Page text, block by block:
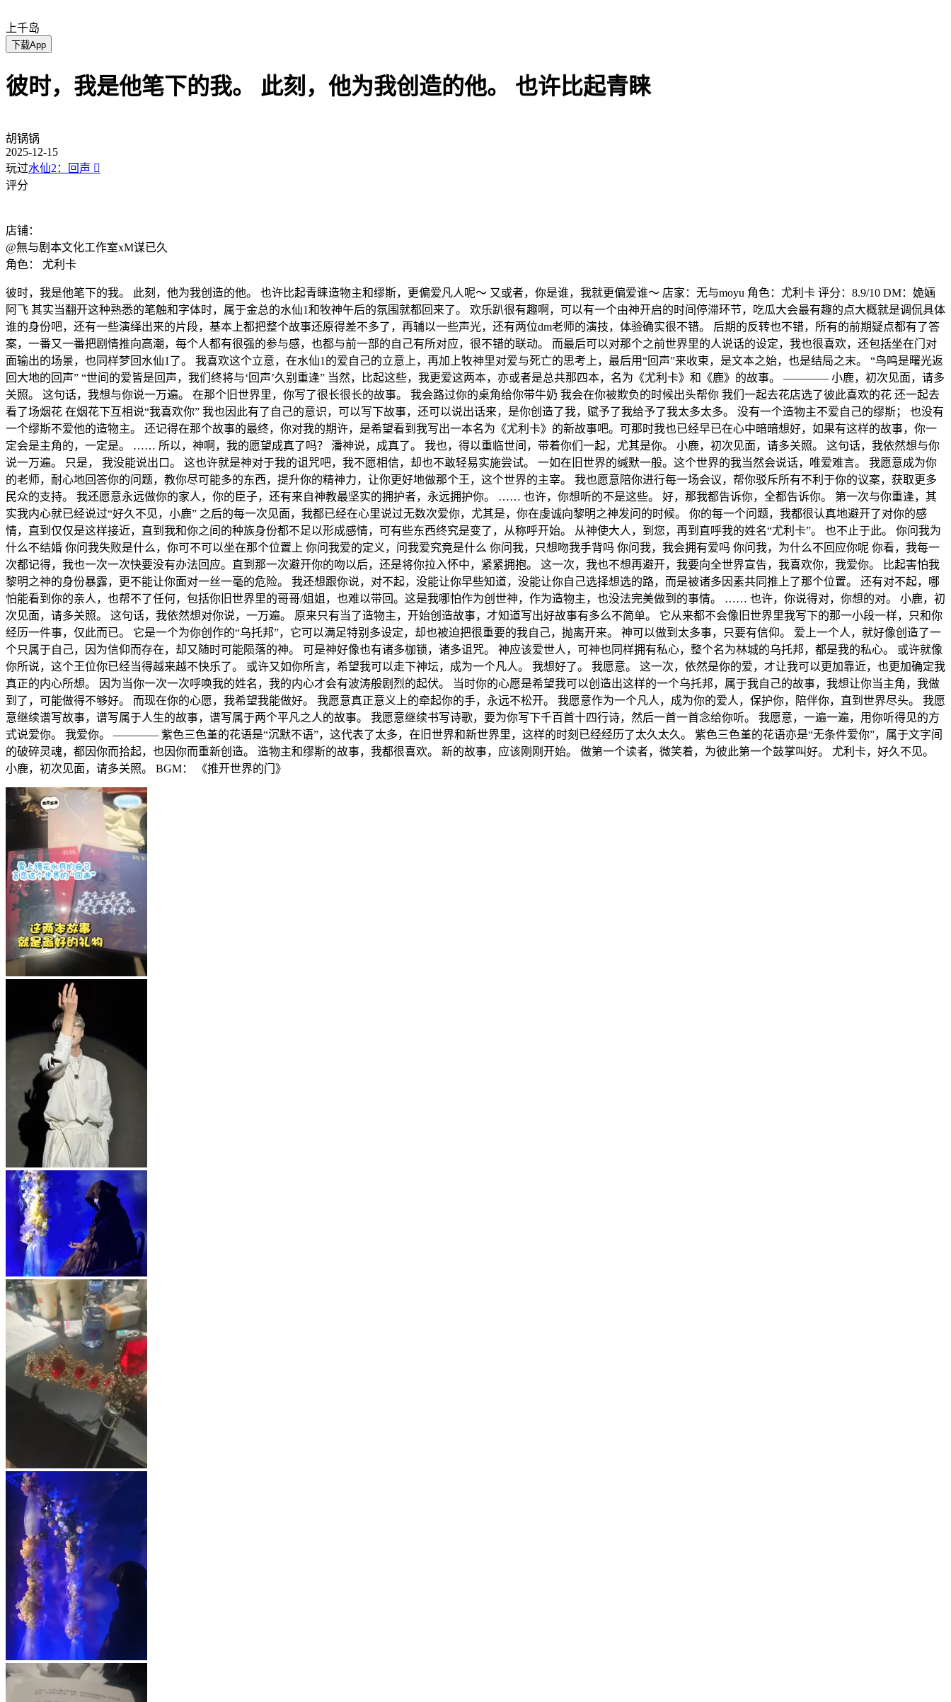
上千岛
下载App
彼时，我是他笔下的我。 此刻，他为我创造的他。 也许比起青睐
胡锅锅
2025-12-15
玩过水仙2：回声 
评分
店铺：
@無与剧本文化工作室xM谋已久
角色： 尤利卡
彼时，我是他笔下的我。 此刻，他为我创造的他。 也许比起青睐造物主和缪斯，更偏爱凡人呢～ 又或者，你是谁，我就更偏爱谁～ 店家：无与moyu 角色：尤利卡 评分：8.9/10 DM：姽婳
阿飞 其实当翻开这种熟悉的笔触和字体时，属于金总的水仙1和牧神午后的氛围就都回来了。 欢乐趴很有趣啊，可以有一个由神开启的时间停滞环节，吃瓜大会最有趣的点大概就是调侃具体
谁的身份吧，还有一些演绎出来的片段，基本上都把整个故事还原得差不多了，再辅以一些声光，还有两位dm老师的演技，体验确实很不错。 后期的反转也不错，所有的前期疑点都有了答
案，一番又一番把剧情推向高潮，每个人都有很强的参与感，也都与前一部的自己有所对应，很不错的联动。 而最后可以对那个之前世界里的人说话的设定，我也很喜欢，还包括坐在门对
面输出的场景，也同样梦回水仙1了。 我喜欢这个立意，在水仙1的爱自己的立意上，再加上牧神里对爱与死亡的思考上，最后用“回声”来收束，是文本之始，也是结局之末。 “鸟鸣是曙光返
回大地的回声” “世间的爱皆是回声，我们终将与‘回声’久别重逢” 当然，比起这些，我更爱这两本，亦或者是总共那四本，名为《尤利卡》和《鹿》的故事。 ———— 小鹿，初次见面，请多
关照。 这句话，我想与你说一万遍。 在那个旧世界里，你写了很长很长的故事。 我会路过你的桌角给你带牛奶 我会在你被欺负的时候出头帮你 我们一起去花店选了彼此喜欢的花 还一起去
看了场烟花 在烟花下互相说“我喜欢你” 我也因此有了自己的意识，可以写下故事，还可以说出话来，是你创造了我，赋予了我给予了我太多太多。 没有一个造物主不爱自己的缪斯； 也没有
一个缪斯不爱他的造物主。 还记得在那个故事的最终，你对我的期许，是希望看到我写出一本名为《尤利卡》的新故事吧。可那时我也已经早已在心中暗暗想好，如果有这样的故事，你一
定会是主角的，一定是。 …… 所以，神啊，我的愿望成真了吗？ 潘神说，成真了。 我也，得以重临世间，带着你们一起，尤其是你。 小鹿，初次见面，请多关照。 这句话，我依然想与你
说一万遍。 只是， 我没能说出口。 这也许就是神对于我的诅咒吧，我不愿相信，却也不敢轻易实施尝试。 一如在旧世界的缄默一般。这个世界的我当然会说话，唯爱难言。 我愿意成为你
的老师，耐心地回答你的问题，教你尽可能多的东西，提升你的精神力，让你更好地做那个王，这个世界的主宰。 我也愿意陪你进行每一场会议，帮你驳斥所有不利于你的议案，获取更多
民众的支持。 我还愿意永远做你的家人，你的臣子，还有来自神教最坚实的拥护者，永远拥护你。 …… 也许，你想听的不是这些。 好，那我都告诉你，全都告诉你。 第一次与你重逢，其
实我内心就已经说过“好久不见，小鹿” 之后的每一次见面，我都已经在心里说过无数次爱你，尤其是，你在虔诚向黎明之神发问的时候。 你的每一个问题，我都很认真地避开了对你的感
情，直到仅仅是这样接近，直到我和你之间的种族身份都不足以形成感情，可有些东西终究是变了，从称呼开始。 从神使大人，到您，再到直呼我的姓名“尤利卡”。 也不止于此。 你问我为
什么不结婚 你问我失败是什么，你可不可以坐在那个位置上 你问我爱的定义，问我爱究竟是什么 你问我，只想吻我手背吗 你问我，我会拥有爱吗 你问我，为什么不回应你呢 你看，我每一
次都记得，我也一次一次快要没有办法回应。直到那一次避开你的吻以后，还是将你拉入怀中，紧紧拥抱。 这一次，我也不想再避开，我要向全世界宣告，我喜欢你，我爱你。 比起害怕我
黎明之神的身份暴露，更不能让你面对一丝一毫的危险。 我还想跟你说，对不起，没能让你早些知道，没能让你自己选择想选的路，而是被诸多因素共同推上了那个位置。 还有对不起，哪
怕能看到你的亲人，也帮不了任何，包括你旧世界里的哥哥/姐姐，也难以带回。这是我哪怕作为创世神，作为造物主，也没法完美做到的事情。 …… 也许，你说得对，你想的对。 小鹿，初
次见面，请多关照。 这句话，我依然想对你说，一万遍。 原来只有当了造物主，开始创造故事，才知道写出好故事有多么不简单。 它从来都不会像旧世界里我写下的那一小段一样，只和你
经历一件事，仅此而已。 它是一个为你创作的“乌托邦”，它可以满足特别多设定，却也被迫把很重要的我自己，抛离开来。 神可以做到太多事，只要有信仰。 爱上一个人，就好像创造了一
个只属于自己，因为信仰而存在，却又随时可能陨落的神。 可是神好像也有诸多枷锁，诸多诅咒。 神应该爱世人，可神也同样拥有私心，整个名为林城的乌托邦，都是我的私心。 或许就像
你所说，这个王位你已经当得越来越不快乐了。 或许又如你所言，希望我可以走下神坛，成为一个凡人。 我想好了。 我愿意。 这一次，依然是你的爱，才让我可以更加靠近，也更加确定我
真正的内心所想。 因为当你一次一次呼唤我的姓名，我的内心才会有波涛般剧烈的起伏。 当时你的心愿是希望我可以创造出这样的一个乌托邦，属于我自己的故事，我想让你当主角，我做
到了，可能做得不够好。 而现在你的心愿，我希望我能做好。 我愿意真正意义上的牵起你的手，永远不松开。 我愿意作为一个凡人，成为你的爱人，保护你，陪伴你，直到世界尽头。 我愿
意继续谱写故事，谱写属于人生的故事，谱写属于两个平凡之人的故事。 我愿意继续书写诗歌，要为你写下千百首十四行诗，然后一首一首念给你听。 我愿意，一遍一遍，用你听得见的方
式说爱你。 我爱你。 ———— 紫色三色堇的花语是“沉默不语”，这代表了太多，在旧世界和新世界里，这样的时刻已经经历了太久太久。 紫色三色堇的花语亦是“无条件爱你”，属于文字间
的破碎灵魂，都因你而拾起，也因你而重新创造。 造物主和缪斯的故事，我都很喜欢。 新的故事，应该刚刚开始。 做第一个读者，微笑着，为彼此第一个鼓掌叫好。 尤利卡，好久不见。
小鹿，初次见面，请多关照。 BGM： 《推开世界的门》